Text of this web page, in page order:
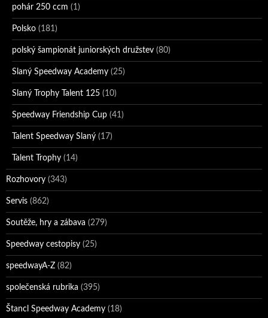
pohár 250 ccm (1)
Polsko (181)
polský šampionát juniorských družstev (80)
Slaný Speedway Academy (25)
Slaný Trophy Talent 125 (10)
Speedway Friendship Cup (41)
Talent Speedway Slaný (17)
Talent Trophy (14)
Rozhovory (343)
Servis (862)
Soutěže, hry a zábava (279)
Speedway cestopisy (25)
speedwayA-Z (82)
společenská rubrika (395)
Štancl Speedway Academy (18)